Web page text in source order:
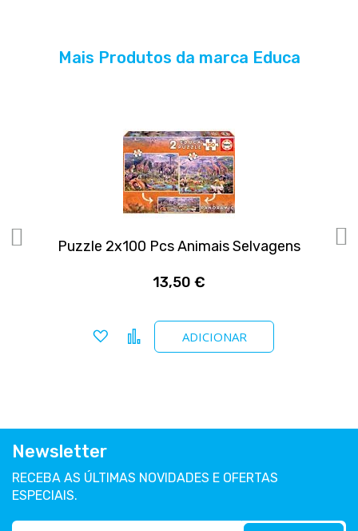
Mais Produtos da marca Educa
Puzzle 2x100 Pcs Animais Selvagens
13,50 €
ADICIONAR
Adicionar a favoritos
Comparar
Newsletter
RECEBA AS ÚLTIMAS NOVIDADES E OFERTAS
ESPECIAIS.